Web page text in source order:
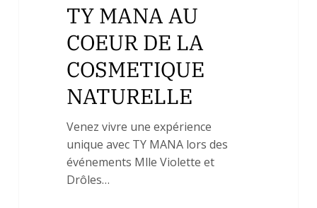
TY MANA AU
COEUR DE LA
COSMETIQUE
NATURELLE
Venez vivre une expérience
unique avec TY MANA lors des
événements Mlle Violette et
Drôles…